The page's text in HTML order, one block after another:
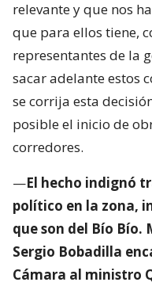
relevante y que nos
que para ellos tiene,
representantes de la
sacar adelante estos
se corrija esta
posible el inicio de
corredores.
—El hecho indignó
político en la zona,
que son del Bío Bío.
Sergio Bobadilla
Cámara al ministro